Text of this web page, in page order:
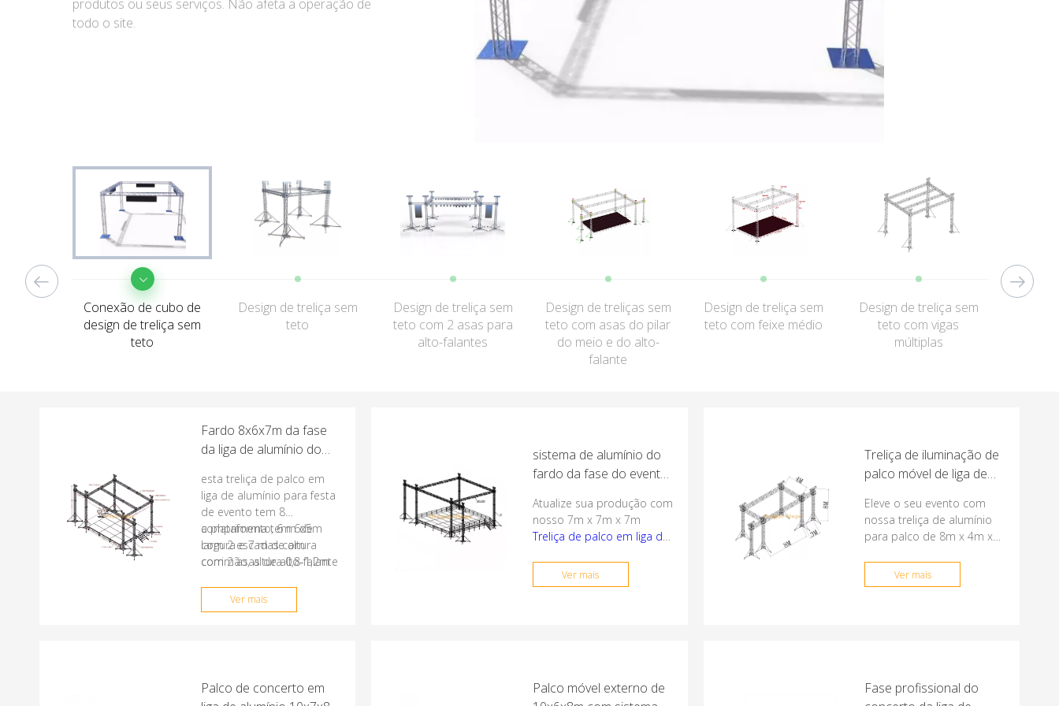
produtos ou seus serviços. Não afeta a operação de
todo o site.
interconectados que são dispostos em forma
retangular ou quadrada, com membros verticais e
produtos ou seus serviços. Não afeta a operação de
todo o site.
Conexão de cubo de
design de treliça sem
teto
Design de treliça sem
teto
Design de treliça sem
teto com 2 asas para
alto-falantes
Design de treliças sem
teto com asas do pilar
do meio e do alto-
falante
Design de treliça sem
teto com feixe médio
Design de treliça sem
teto com vigas
múltiplas
Fardo 8x6x7m da fase
da liga de alumínio do
asas do orador
esta treliça de palco em
liga de alumínio para festa
de evento tem 8
comprimento, 6 m de
largura e 7 m de altura
com 2 asas de alto-falante
a plataforma tem 6x5m
com 2 escadas com
corrimão, altura 0,8-1,2m
Ver mais
sistema de alumínio do
fardo da fase do evento
orador da disposição de
linha de 2m
Atualize sua produção com
nosso 7m x 7m x 7m
Treliça de palco em liga de
asas de áudio de 2 m de
largura para alto-falantes
festivais ao ar livre de
médio porte. Encomende
Ver mais
Treliça de iluminação de
palco móvel de liga de
8x4x8m com asas de
alto-falante de áudio de
Eleve o seu evento com
nossa treliça de alumínio
para palco de 8m x 4m x
falante de 3m, construção
em liga durável e fácil
Ver mais
Palco de concerto em
Palco móvel externo de
Fase profissional do